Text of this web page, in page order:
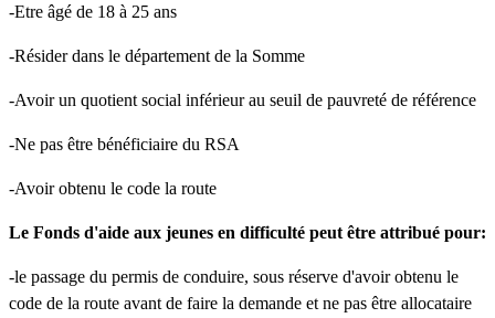
-Etre âgé de 18 à 25 ans
-Résider dans le département de la Somme
-Avoir un quotient social inférieur au seuil de pauvreté de référence
-Ne pas être bénéficiaire du RSA
-Avoir obtenu le code la route
Le Fonds d'aide aux jeunes en difficulté peut être attribué pour:
-le passage du permis de conduire, sous réserve d'avoir obtenu le
code de la route avant de faire la demande et ne pas être allocataire